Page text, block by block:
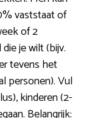
vaststaat of
of 2
je wilt (bijv.
tevens het
personen). Vul
kinderen (2-
Belangrijk: